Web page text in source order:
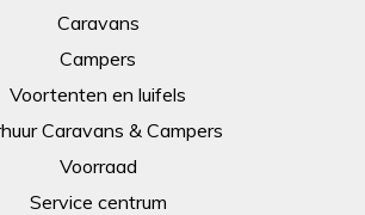
Caravans
Campers
Voortenten en luifels
Caravans & Campers
Voorraad
Service centrum